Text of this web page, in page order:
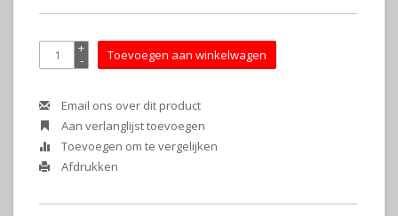
+
- Toevoegen aan winkelwagen
Email ons over dit product
Aan verlanglijst toevoegen
Toevoegen om te vergelijken
Afdrukken